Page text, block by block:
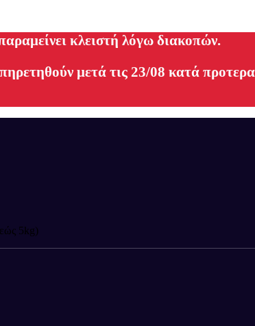
κλειστή λόγω διακοπών.
μετά τις 23/08 κατά
5kg)